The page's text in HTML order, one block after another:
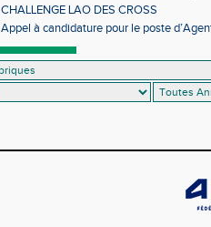
CHALLENGE LAO DES CROSS
Appel à candidature pour le poste